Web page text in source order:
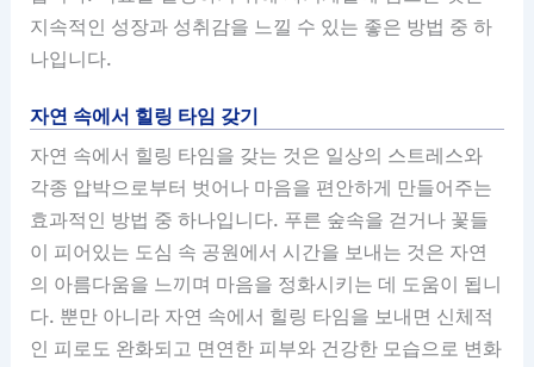
지속적인 성장과 성취감을 느낄 수 있는 좋은 방법 중 하
나입니다.
자연 속에서 힐링 타임 갖기
자연 속에서 힐링 타임을 갖는 것은 일상의 스트레스와
각종 압박으로부터 벗어나 마음을 편안하게 만들어주는
효과적인 방법 중 하나입니다. 푸른 숲속을 걷거나 꽃들
이 피어있는 도심 속 공원에서 시간을 보내는 것은 자연
의 아름다움을 느끼며 마음을 정화시키는 데 도움이 됩니
다. 뿐만 아니라 자연 속에서 힐링 타임을 보내면 신체적
인 피로도 완화되고 면연한 피부와 건강한 모습으로 변화